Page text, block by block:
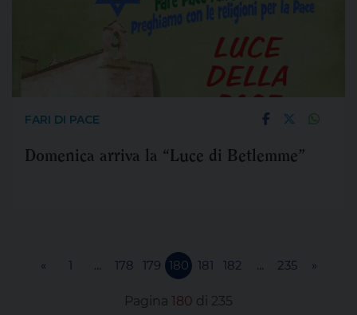
FARI DI PACE
Domenica arriva la “Luce di Betlemme”
« 1 ... 178 179 180 181 182 ... 235 »
Pagina 180 di 235